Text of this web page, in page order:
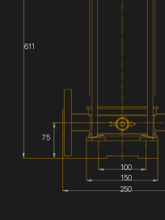
611
75
100
150
250